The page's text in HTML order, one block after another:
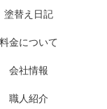
塗替え日記
料金について
会社情報
職人紹介